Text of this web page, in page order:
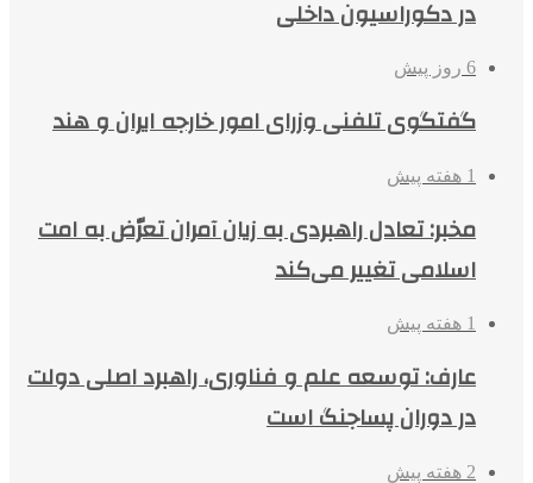
در دکوراسیون داخلی
6 روز پیش
گفتگوی تلفنی وزرای امور خارجه ایران و هند
1 هفته پیش
مخبر: تعادل راهبردی به زیان آمران تعرّض به امت
اسلامی تغییر می‌کند
1 هفته پیش
عارف: توسعه علم و فناوری، راهبرد اصلی دولت
در دوران پساجنگ است
2 هفته پیش